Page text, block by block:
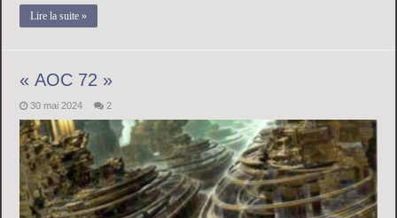
Lire la suite »
« AOC 72 »
30 mai 2024 2